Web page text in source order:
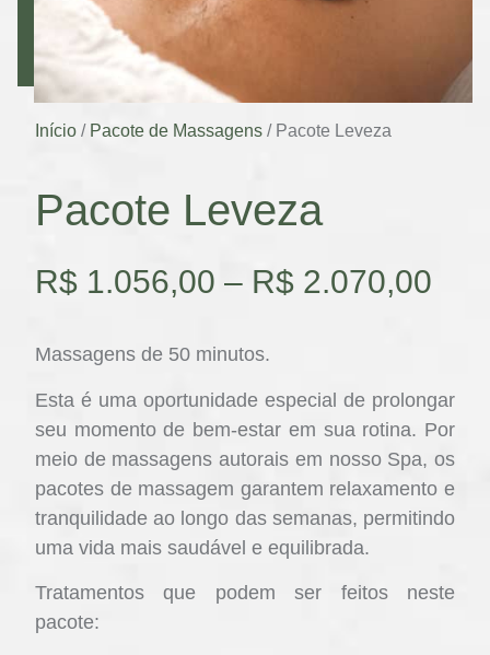
Início / Pacote de Massagens / Pacote Leveza
Pacote Leveza
R$ 1.056,00 – R$ 2.070,00
Massagens de 50 minutos.
Esta é uma oportunidade especial de prolongar
seu momento de bem-estar em sua rotina. Por
meio de massagens autorais em nosso Spa, os
pacotes de massagem garantem relaxamento e
tranquilidade ao longo das semanas, permitindo
uma vida mais saudável e equilibrada.
Tratamentos que podem ser feitos neste
pacote: